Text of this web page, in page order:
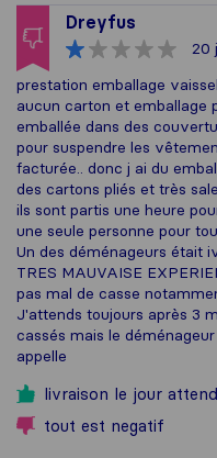
Dreyfus
20
prestation emballage
aucun carton et emballage
emballée dans des
pour suspendre les
facturée.. donc j ai du
des cartons pliés et très
ils sont partis une heure
une seule personne pour
Un des déménageurs était
TRES MAUVAISE
pas mal de casse
J'attends toujours après 3
cassés mais le
appelle
livraison le jour
tout est negatif